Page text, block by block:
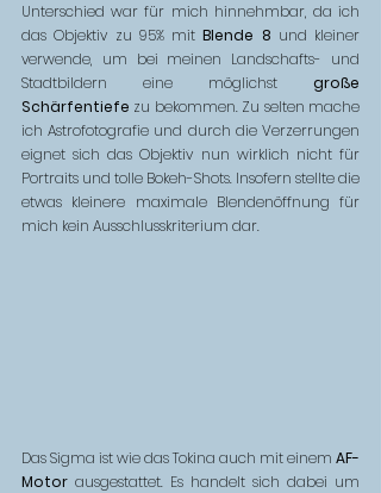
Unterschied war für mich hinnehmbar, da ich
das Objektiv zu 95% mit Blende 8 und kleiner
verwende, um bei meinen Landschafts- und
Stadtbildern eine möglichst große
Schärfentiefe zu bekommen. Zu selten mache
ich Astrofotografie und durch die Verzerrungen
eignet sich das Objektiv nun wirklich nicht für
Portraits und tolle Bokeh-Shots. Insofern stellte die
etwas kleinere maximale Blendenöffnung für
mich kein Ausschlusskriterium dar.
Das Sigma ist wie das Tokina auch mit einem AF-
Motor ausgestattet. Es handelt sich dabei um